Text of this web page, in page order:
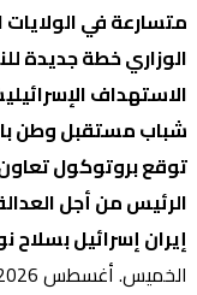
متسارعة في
الوزاري خطة جديدة
الاستهداف الإسرائيلي
شباب مستقبل وطن
توقع بروتوكول
الرئيس من أجل
إيران إسرائيل بسلاح
الخميس. أغسطس 6th, 2026